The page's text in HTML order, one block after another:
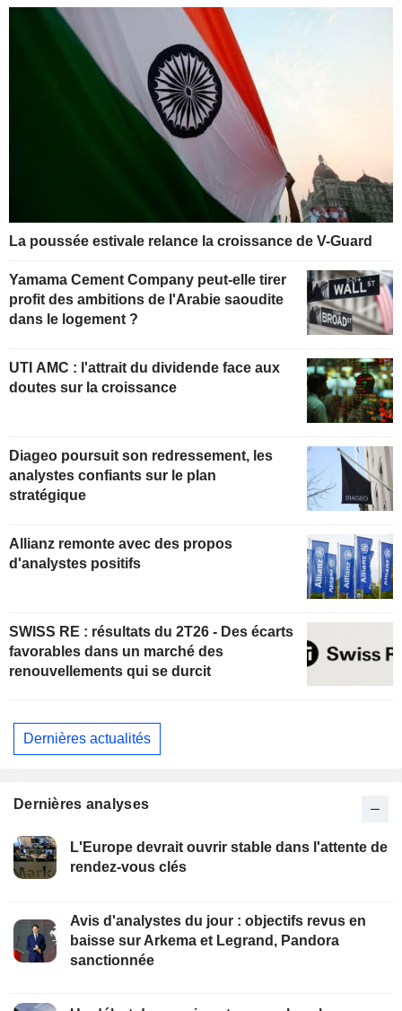
La poussée estivale relance la croissance de V-Guard
Yamama Cement Company peut-elle tirer
profit des ambitions de l'Arabie saoudite
dans le logement ?
UTI AMC : l'attrait du dividende face aux
doutes sur la croissance
Diageo poursuit son redressement, les
analystes confiants sur le plan
stratégique
Allianz remonte avec des propos
d'analystes positifs
SWISS RE : résultats du 2T26 - Des écarts
favorables dans un marché des
renouvellements qui se durcit
Dernières actualités
Dernières analyses
L'Europe devrait ouvrir stable dans l'attente de
rendez-vous clés
Avis d'analystes du jour : objectifs revus en
baisse sur Arkema et Legrand, Pandora
sanctionnée